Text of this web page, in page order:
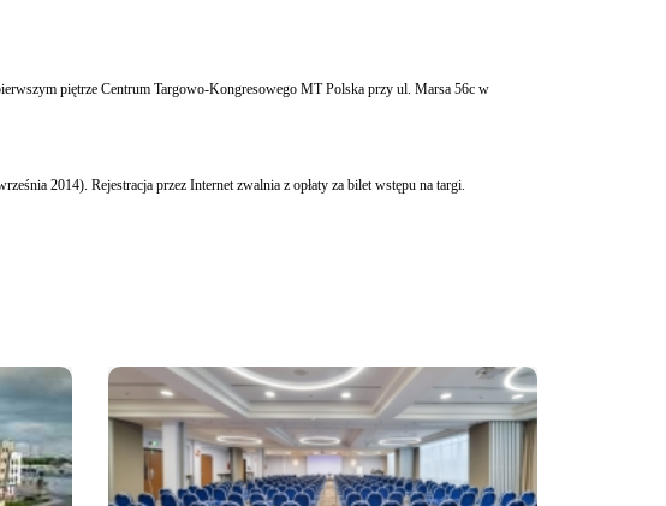
piętrze Centrum Targowo-Kongresowego MT Polska przy ul. Marsa 56c w
2014). Rejestracja przez Internet zwalnia z opłaty za bilet wstępu na targi.